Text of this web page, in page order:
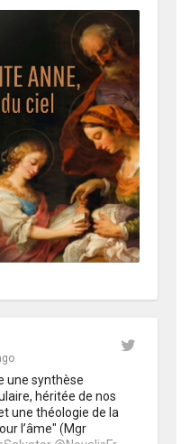
une synthèse
héritée de nos
une théologie de la
l’âme" (Mgr